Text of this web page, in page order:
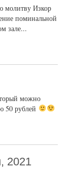
молитву Изкор
поминальной
зале...
можно
50 рублей
2021